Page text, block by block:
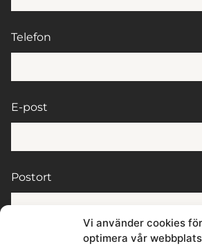
Vi använder cookies
optimera vår
Telefon
E-post
Postort